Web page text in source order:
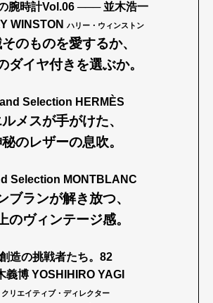
腕時計Vol.06 ─── 並木浩一
WINSTON ハリー・ウィンストン
のものを愛するか、
ダイヤ付きを選ぶか。
Selection HERMÈS
メスが手がけた、
のレザーの息吹。
Selection MONTBLANC
ブランが解き放つ、
のヴィンテージ感。
造の挑戦者たち。82
義博 YOSHIHIRO YAGI
クリエイティブ・ディレクター